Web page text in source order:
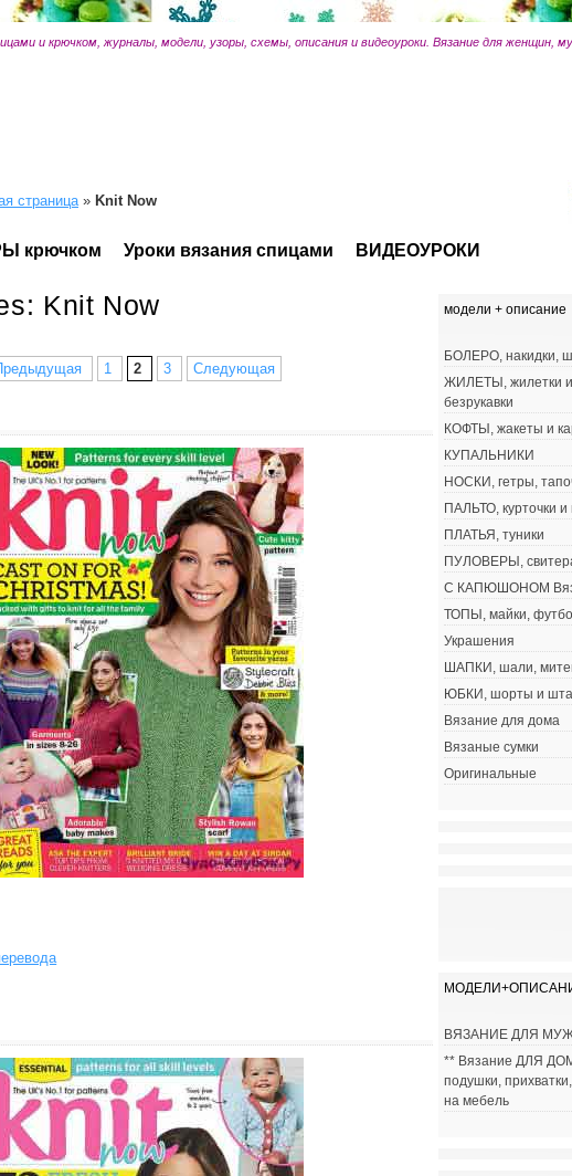
и крючком, журналы, модели, узоры, схемы, описания и видеоуроки. Вязание для женщин,
крючком Уроки вязания спицами ВИДЕОУРОКИ
страница» Knit Now
Knit Now
1 2 3 Следующая
модели + описание
БОЛЕРО, накидки,
ЖИЛЕТЫ, жилетки и
безрукавки
КОФТЫ, жакеты и
КУПАЛЬНИКИ
НОСКИ, гетры,
ПАЛЬТО, курточки
ПЛАТЬЯ, туники
ПУЛОВЕРЫ,
С КАПЮШОНОМ
ТОПЫ, майки,
Украшения
ШАПКИ, шали,
ЮБКИ, шорты и
Вязание для дома
Вязаные сумки
Оригинальные
ВЯЗАНИЕ ДЛЯ
** Вязание ДЛЯ
подушки,
на мебель